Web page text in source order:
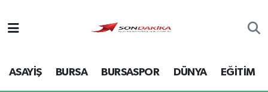
ASAYİŞ BURSA BURSASPOR DÜNYA EĞİTİM
Bursa